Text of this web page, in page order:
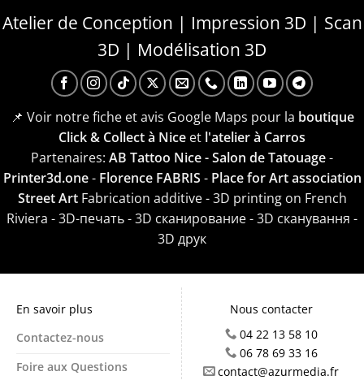
Atelier de Conception | Impression 3D | Scan
3D | Modélisation 3D
📌 Voir notre fiche et avis Google Maps pour la boutique
Click & Collect à Nice et l'atelier à Carros
Partenaires: AB Tattoo Nice - Salon de Tatouage-
Printer3d.one- Florence FABRIS - Place for Art association
Street ArtFabrication additive - 3D printing on French
Riviera - 3D-печать - 3D сканирование - 3D сканування -
3D друк
En savoir plus
Contactez-nous
Foire aux Questions
Nous contacter
04 22 13 58 10
06 78 69 33 16
contact@azurmedia.fr